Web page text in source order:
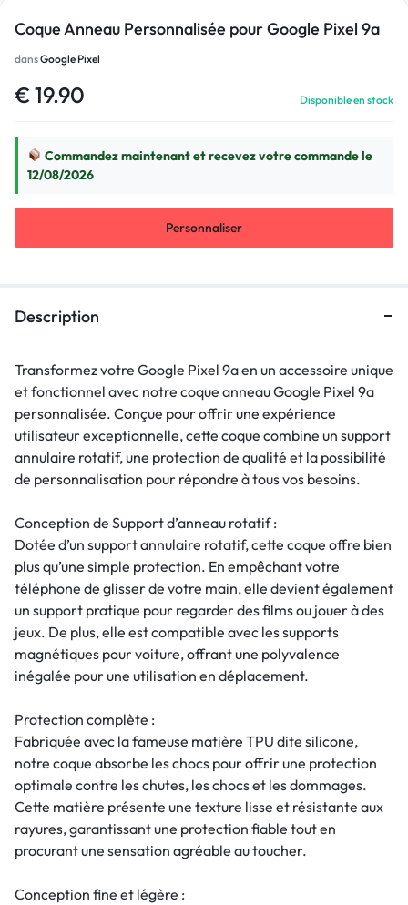
Coque Anneau Personnalisée pour Google Pixel 9a
dansGoogle Pixel
€ 19.90 Disponible en stock
Commandez maintenant et recevez votre commande le
12/08/2026
Personnaliser
Description
Transformez votre Google Pixel 9a en un accessoire unique
et fonctionnel avec notre coque anneau Google Pixel 9a
personnalisée. Conçue pour offrir une expérience
utilisateur exceptionnelle, cette coque combine un support
annulaire rotatif, une protection de qualité et la possibilité
de personnalisation pour répondre à tous vos besoins.
Conception de Support d’anneau rotatif :
Dotée d’un support annulaire rotatif, cette coque offre bien
plus qu’une simple protection. En empêchant votre
téléphone de glisser de votre main, elle devient également
un support pratique pour regarder des films ou jouer à des
jeux. De plus, elle est compatible avec les supports
magnétiques pour voiture, offrant une polyvalence
inégalée pour une utilisation en déplacement.
Protection complète :
Fabriquée avec la fameuse matière TPU dite silicone,
notre coque absorbe les chocs pour offrir une protection
optimale contre les chutes, les chocs et les dommages.
Cette matière présente une texture lisse et résistante aux
rayures, garantissant une protection fiable tout en
procurant une sensation agréable au toucher.
Conception fine et légère :